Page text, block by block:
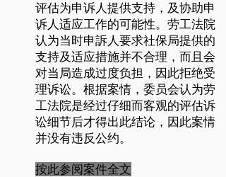
评估为申诉人提供支持，及协助申
诉人适应工作的可能性。劳工法院
认为当时申訴人要求社保局提供的
支持及适应措施并不合理，而且会
对当局造成过度负担，因此拒绝受
理诉讼。根据案情，委员会认为劳
工法院是经过仔细而客观的评估诉
讼细节后才得出此结论，因此案情
并没有违反公约。
按此参阅案件全文